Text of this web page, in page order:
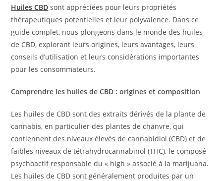
Huiles CBD sont appréciées pour leurs propriétés
thérapeutiques potentielles et leur polyvalence. Dans ce
guide complet, nous plongeons dans le monde des huiles
de CBD, explorant leurs origines, leurs avantages, leurs
conseils d’utilisation et leurs considérations importantes
pour les consommateurs.
Comprendre les huiles de CBD : origines et composition
Les huiles de CBD sont des extraits dérivés de la plante de
cannabis, en particulier des plantes de chanvre, qui
contiennent des niveaux élevés de cannabidiol (CBD) et de
faibles niveaux de tétrahydrocannabinol (THC), le composé
psychoactif responsable du « high » associé à la marijuana.
Les huiles de CBD sont généralement produites par un